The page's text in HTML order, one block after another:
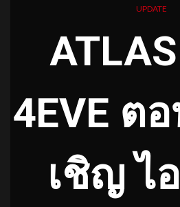
UPDATE
4EVE ต
เชิญ ไ